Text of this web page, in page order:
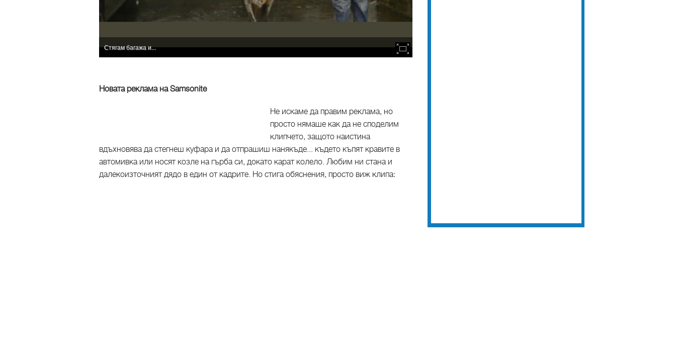
Стягам багажа и...
Новата реклама на Samsonite
Не искаме да правим реклама, но
просто нямаше как да не споделим
клипчето, защото наистина
вдъхновява да стегнеш куфара и да отпрашиш нанякъде... където къпят кравите в
автомивка или носят козле на гърба си, докато карат колело. Любим ни стана и
далекоизточният дядо в един от кадрите. Но стига обяснения, просто виж клипа: